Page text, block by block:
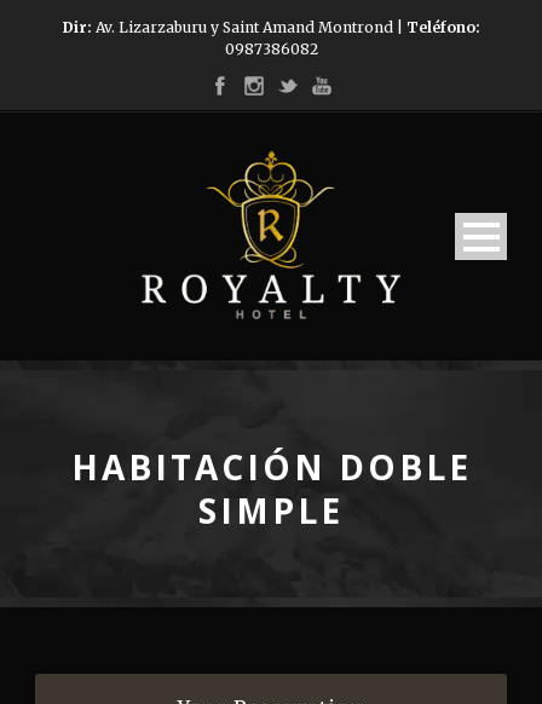
Dir: Av. Lizarzaburu y Saint Amand Montrond | Teléfono:
0987386082
HABITACIÓN DOBLE
SIMPLE